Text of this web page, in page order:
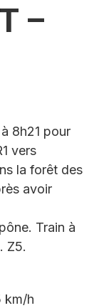
–
8h21 pour
vers
la forêt des
avoir
Train à
Z5.
km/h